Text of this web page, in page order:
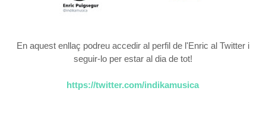
En aquest enllaç podreu accedir al perfil de l'Enric al Twitter i
seguir-lo per estar al dia de tot!
https://twitter.com/indikamusica